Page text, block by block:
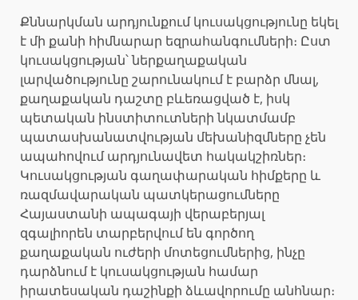
Քննարկման արդյունքում կուսակցությունը եկել
է մի քանի հիմնարար եզրահանգումների։ Ըստ
կուսակցության՝ ներքաղաքական
լարվածությունը շարունակում է բարձր մնալ,
քաղաքական դաշտը բևեռացված է, իսկ
պետական ինստիտուտների նկատմամբ
պատասխանատվության մեխանիզմները չեն
ապահովում արդյունավետ հակակշիռներ։
Կուսակցության գաղափարական հիմքերը և
ռազմավարական պատկերացումները
Հայաստանի ապագայի վերաբերյալ
զգալիորեն տարբերվում են գործող
քաղաքական ուժերի մոտեցումներից, ինչը
դարձնում է կուսակցության համար
իրատեսական դաշինքի ձևավորումը անհնար։